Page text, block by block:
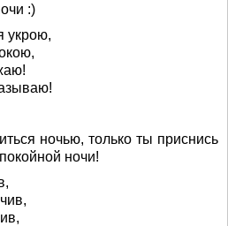
:)
укрою,
ночью, только ты приснись
ночи!